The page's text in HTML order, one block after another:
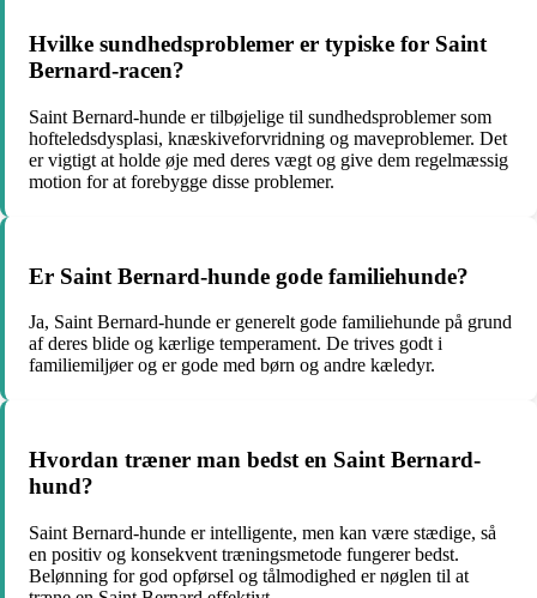
Hvilke sundhedsproblemer er typiske for Saint
Bernard-racen?
Saint Bernard-hunde er tilbøjelige til sundhedsproblemer som
hofteledsdysplasi, knæskiveforvridning og maveproblemer. Det
er vigtigt at holde øje med deres vægt og give dem regelmæssig
motion for at forebygge disse problemer.
Er Saint Bernard-hunde gode familiehunde?
Ja, Saint Bernard-hunde er generelt gode familiehunde på grund
af deres blide og kærlige temperament. De trives godt i
familiemiljøer og er gode med børn og andre kæledyr.
Hvordan træner man bedst en Saint Bernard-
hund?
Saint Bernard-hunde er intelligente, men kan være stædige, så
en positiv og konsekvent træningsmetode fungerer bedst.
Belønning for god opførsel og tålmodighed er nøglen til at